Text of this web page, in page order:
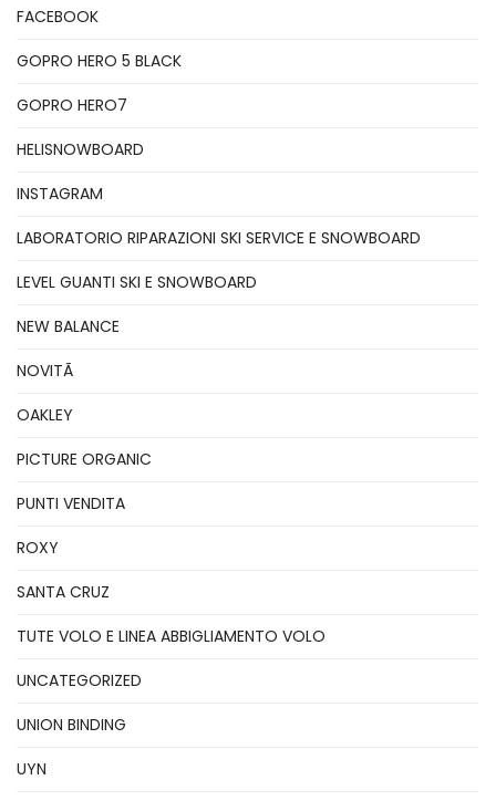
FACEBOOK
GOPRO HERO 5 BLACK
GOPRO HERO7
HELISNOWBOARD
INSTAGRAM
LABORATORIO RIPARAZIONI SKI SERVICE E SNOWBOARD
LEVEL GUANTI SKI E SNOWBOARD
NEW BALANCE
NOVITÃ
OAKLEY
PICTURE ORGANIC
PUNTI VENDITA
ROXY
SANTA CRUZ
TUTE VOLO E LINEA ABBIGLIAMENTO VOLO
UNCATEGORIZED
UNION BINDING
UYN